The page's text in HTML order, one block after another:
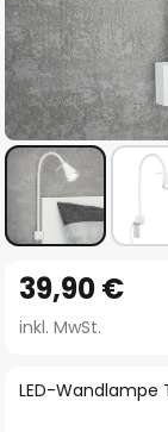
Anfang
der
springen
LED-Wandlampe
39,90 €
inkl. MwSt.